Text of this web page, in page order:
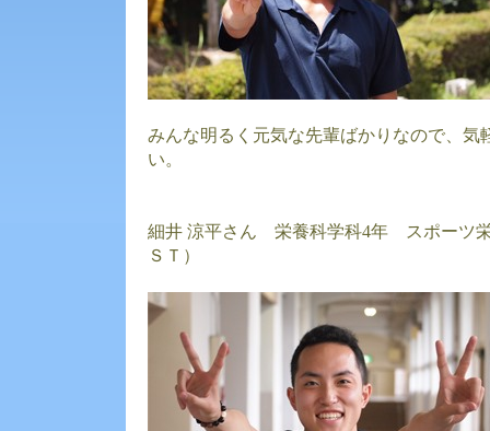
みんな明るく元気な先輩ばかりなので、気
い。
細井 涼平さん 栄養科学科4年 スポーツ
ＳＴ）